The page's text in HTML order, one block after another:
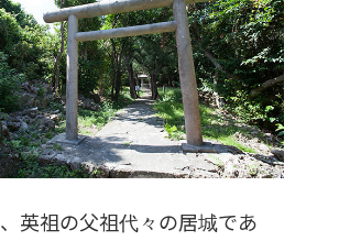
英祖の父祖代々の居城であ